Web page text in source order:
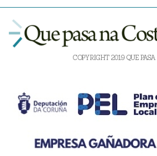
COPYRIGHT 2019 QUE